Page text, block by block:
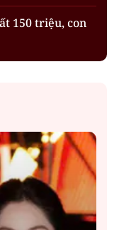
150 triệu, con